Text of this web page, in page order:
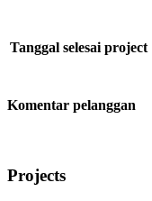
Tanggal selesai project
Komentar pelanggan
Projects